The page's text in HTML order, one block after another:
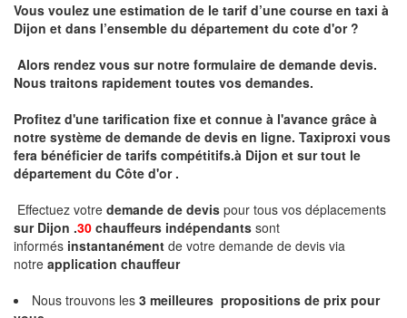
Vous voulez une estimation de le tarif d’une course en taxi à
Dijon et dans l’ensemble du département du cote d'or ?
Alors rendez vous sur notre formulaire de demande devis.
Nous traitons rapidement toutes vos demandes.
Profitez d'une tarification fixe et connue à l'avance grâce à
notre système de demande de devis en ligne. Taxiproxi vous
fera bénéficier de tarifs compétitifs.à Dijon et sur tout le
département du Côte d'or .
Effectuez votre demande de devis pour tous vos déplacements
sur Dijon .30 chauffeurs indépendants sont
informés instantanément de votre demande de devis via
notre application chauffeur
Nous trouvons les 3 meilleures propositions de prix pour